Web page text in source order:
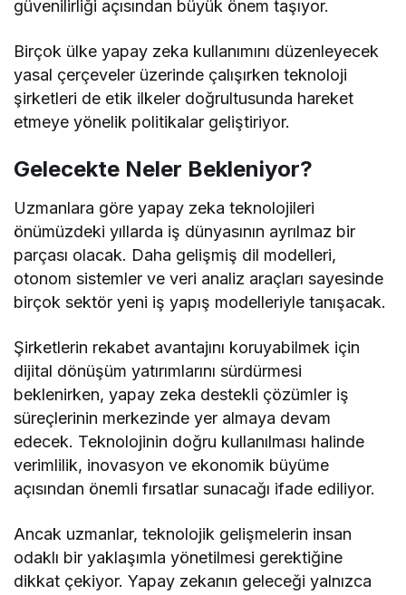
güvenilirliği açısından büyük önem taşıyor.
Birçok ülke yapay zeka kullanımını düzenleyecek
yasal çerçeveler üzerinde çalışırken teknoloji
şirketleri de etik ilkeler doğrultusunda hareket
etmeye yönelik politikalar geliştiriyor.
Gelecekte Neler Bekleniyor?
Uzmanlara göre yapay zeka teknolojileri
önümüzdeki yıllarda iş dünyasının ayrılmaz bir
parçası olacak. Daha gelişmiş dil modelleri,
otonom sistemler ve veri analiz araçları sayesinde
birçok sektör yeni iş yapış modelleriyle tanışacak.
Şirketlerin rekabet avantajını koruyabilmek için
dijital dönüşüm yatırımlarını sürdürmesi
beklenirken, yapay zeka destekli çözümler iş
süreçlerinin merkezinde yer almaya devam
edecek. Teknolojinin doğru kullanılması halinde
verimlilik, inovasyon ve ekonomik büyüme
açısından önemli fırsatlar sunacağı ifade ediliyor.
Ancak uzmanlar, teknolojik gelişmelerin insan
odaklı bir yaklaşımla yönetilmesi gerektiğine
dikkat çekiyor. Yapay zekanın geleceği yalnızca